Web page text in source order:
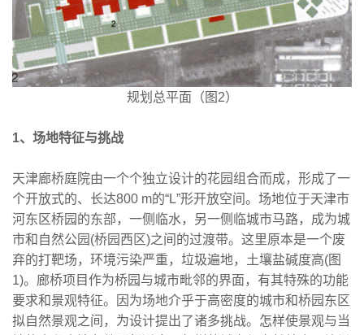
规划总平面（图2）
1、场地特征与挑战
天津廊桥庭院由一个个独立设计的花园组合而成，形成了一
个开放式的、长达800 m的“L”形开放空间。场地位于天津市
河东区桥园的东部，一侧临水，另一侧临城市马路，成为城
市和自然公园(桥园西区)之间的过渡带。这里原本是一个废
弃的打靶场，环境污染严重，垃圾遍地，土壤盐碱度高(图
1)。廊桥项目作为桥园与城市毗邻的界面，有其特殊的功能
要求和景观特征。因为场地介乎于高密度的城市和桥园东区
拟自然景观之间，为设计提出了诸多挑战。怎样使景观与当